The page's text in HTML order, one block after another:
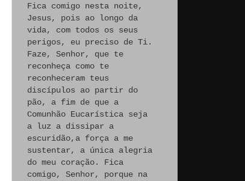
Fica comigo nesta noite,
Jesus, pois ao longo da
vida, com todos os seus
perigos, eu preciso de Ti.
Faze, Senhor, que te
reconheça como te
reconheceram teus
discípulos ao partir do
pão, a fim de que a
Comunhão Eucarística seja
a luz a dissipar a
escuridão,a força a me
sustentar, a única alegria
do meu coração. Fica
comigo, Senhor, porque na